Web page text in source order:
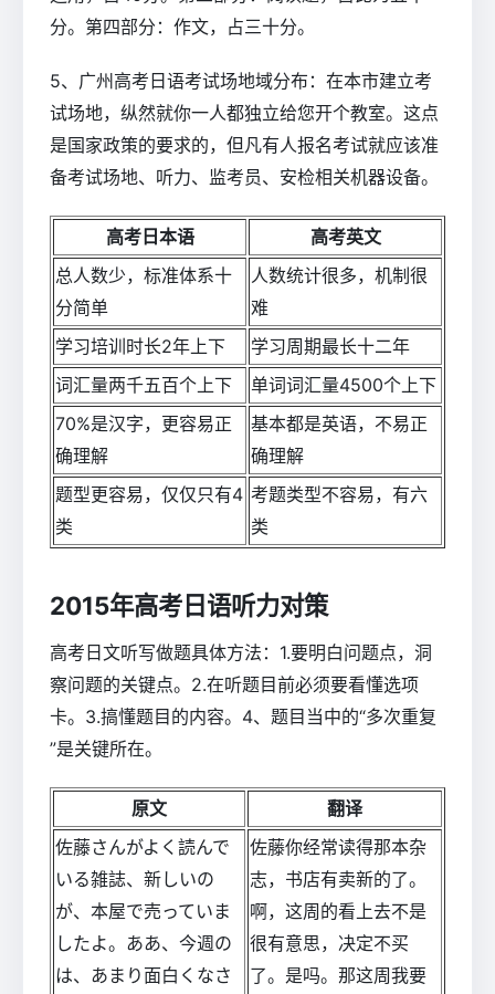
分。第四部分：作文，占三十分。
5、广州高考日语考试场地域分布：在本市建立考
试场地，纵然就你一人都独立给您开个教室。这点
是国家政策的要求的，但凡有人报名考试就应该准
备考试场地、听力、监考员、安检相关机器设备。
高考日本语
高考英文
总人数少，标准体系十
分简单
人数统计很多，机制很
难
学习培训时长2年上下
学习周期最长十二年
词汇量两千五百个上下
单词词汇量4500个上下
70%是汉字，更容易正
确理解
基本都是英语，不易正
确理解
题型更容易，仅仅只有4
类
考题类型不容易，有六
类
2015年高考日语听力对策
高考日文听写做题具体方法：1.要明白问题点，洞
察问题的关键点。2.在听题目前必须要看懂选项
卡。3.搞懂题目的内容。4、题目当中的“多次重复
”是关键所在。
原文
翻译
佐藤さんがよく読んで
いる雑誌、新しいの
が、本屋で売っていま
したよ。ああ、今週の
は、あまり面白くなさ
佐藤你经常读得那本杂
志，书店有卖新的了。
啊，这周的看上去不是
很有意思，决定不买
了。是吗。那这周我要